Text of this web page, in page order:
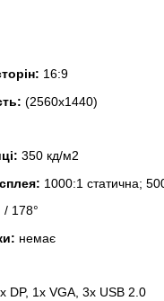
16:9
(2560x1440)
350 кд/м2
1000:1 статична;
/ 178°
немає
DP, 1x VGA, 3x USB 2.0